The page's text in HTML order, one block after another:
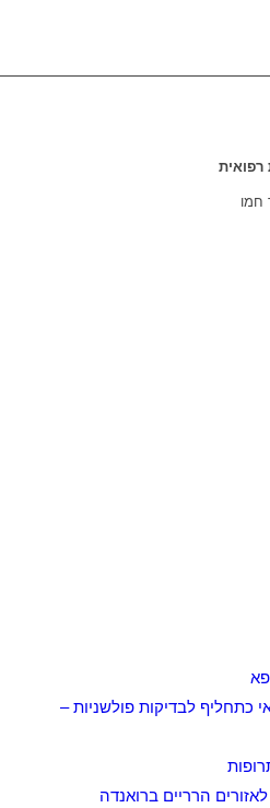
חמו
כתחליף לבדיקות פולשניות –
הרריים ברואנדה